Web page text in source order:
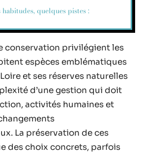
habitudes, quelques pistes :
conservation privilégient les
espèces emblématiques
et ses réserves naturelles
d’une gestion qui doit
activités humaines et
La préservation de ces
des choix concrets, parfois